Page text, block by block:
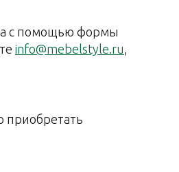
с помощью формы
info@mebelstyle.ru
приобретать